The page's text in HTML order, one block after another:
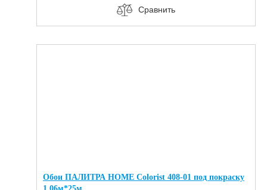
Сравнить
Обои ПАЛИТРА HOME Colorist 408-01 под покраску